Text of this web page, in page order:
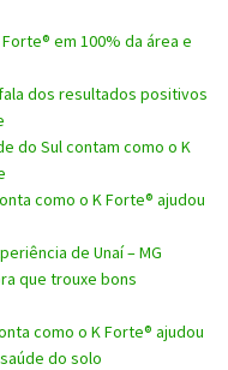
em 100% da área e
dos resultados positivos
do Sul contam como o K
como o K Forte® ajudou
de Unaí – MG
que trouxe bons
como o K Forte® ajudou
do solo